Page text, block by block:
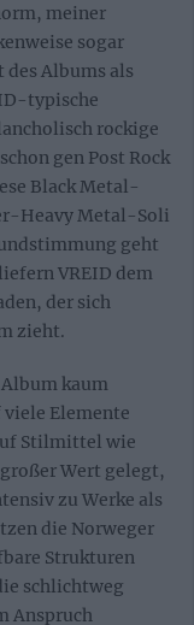
meiner
sogar
Albums als
typische
rockige
gen Post Rock
Black Metal-
Heavy Metal-Soli
geht
VREID dem
der sich
zieht.
Album kaum
viele Elemente
Stilmittel wie
Wert gelegt,
zu Werke als
die Norweger
Strukturen
schlichtweg
Anspruch